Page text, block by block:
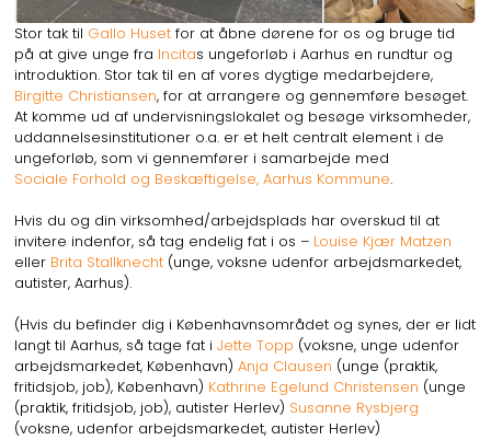
Stor tak til Gallo Huset for at åbne dørene for os og bruge tid
på at give unge fra Incitas ungeforløb i Aarhus en rundtur og
introduktion. Stor tak til en af vores dygtige medarbejdere,
Birgitte Christiansen, for at arrangere og gennemføre besøget.
At komme ud af undervisningslokalet og besøge virksomheder,
uddannelsesinstitutioner o.a. er et helt centralt element i de
ungeforløb, som vi gennemfører i samarbejde med
Sociale Forhold og Beskæftigelse, Aarhus Kommune.
Hvis du og din virksomhed/arbejdsplads har overskud til at
invitere indenfor, så tag endelig fat i os – Louise Kjær Matzen
eller Brita Stallknecht (unge, voksne udenfor arbejdsmarkedet,
autister, Aarhus).
(Hvis du befinder dig i Københavnsområdet og synes, der er lidt
langt til Aarhus, så tage fat iJette Topp (voksne, unge udenfor
arbejdsmarkedet, København)Anja Clausen (unge (praktik,
fritidsjob, job), København) Kathrine Egelund Christensen (unge
(praktik, fritidsjob, job), autister Herlev) Susanne Rysbjerg
(voksne, udenfor arbejdsmarkedet, autister Herlev)